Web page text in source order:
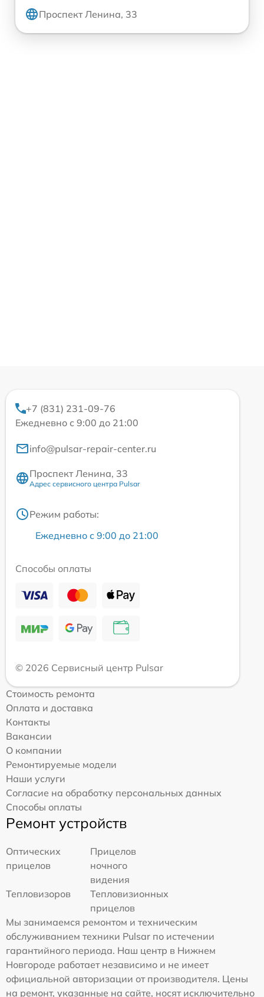
Проспект Ленина, 33
+7 (831) 231-09-76
Ежедневно с 9:00 до 21:00
info@pulsar-repair-center.ru
Проспект Ленина, 33
Адрес сервисного центра Pulsar
Режим работы:
Ежедневно с 9:00 до 21:00
Способы оплаты
© 2026 Сервисный центр Pulsar
Стоимость ремонта
Оплата и доставка
Контакты
Вакансии
О компании
Ремонтируемые модели
Наши услуги
Согласие на обработку персональных данных
Способы оплаты
Ремонт устройств
Оптических
прицелов
Прицелов
ночного
видения
Тепловизоров
Тепловизионных
прицелов
Мы занимаемся ремонтом и техническим
обслуживанием техники Pulsar по истечении
гарантийного периода. Наш центр в Нижнем
Новгороде работает независимо и не имеет
официальной авторизации от производителя. Цены
на ремонт, указанные на сайте, носят исключительно